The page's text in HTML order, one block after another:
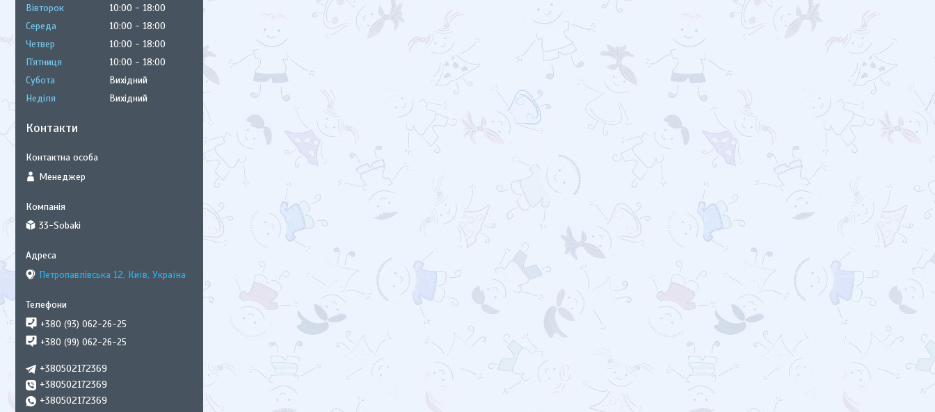
Вівторок
10:00
18:00
Середа
10:00
18:00
Четвер
10:00
18:00
Пʼятниця
10:00
18:00
Субота
Вихідний
Неділя
Вихідний
Контакти
Менеджер
33-Sobaki
Петропавлівська 12, Київ, Україна
+380 (93) 062-26-25
+380 (99) 062-26-25
+380502172369
+380502172369
+380502172369